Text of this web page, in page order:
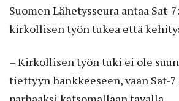
Suomen Lähetysseura antaa Sat-
kirkollisen työn tukea että
– Kirkollisen työn tuki ei ole
tiettyyn hankkeeseen, vaan Sat-7